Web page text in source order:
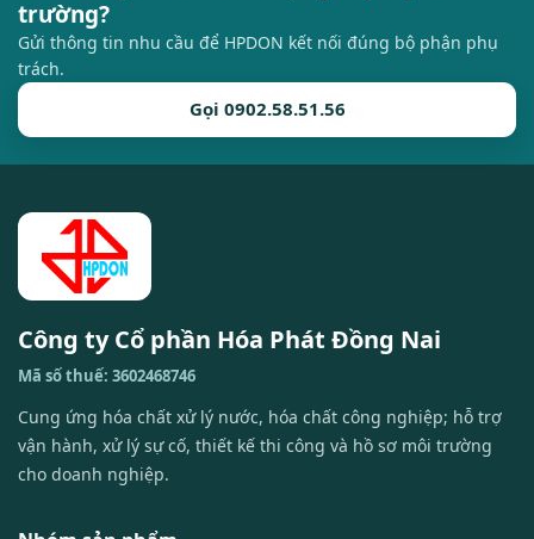
trường?
Gửi thông tin nhu cầu để HPDON kết nối đúng bộ phận phụ
trách.
Gọi 0902.58.51.56
Công ty Cổ phần Hóa Phát Đồng Nai
Mã số thuế: 3602468746
Cung ứng hóa chất xử lý nước, hóa chất công nghiệp; hỗ trợ
vận hành, xử lý sự cố, thiết kế thi công và hồ sơ môi trường
cho doanh nghiệp.